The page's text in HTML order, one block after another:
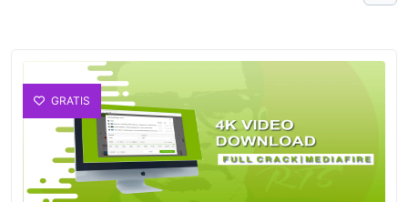
GRATIS